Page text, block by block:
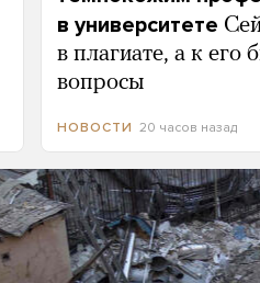
в университете
в плагиате, а к его
вопросы
НОВОСТИ 20 часов назад